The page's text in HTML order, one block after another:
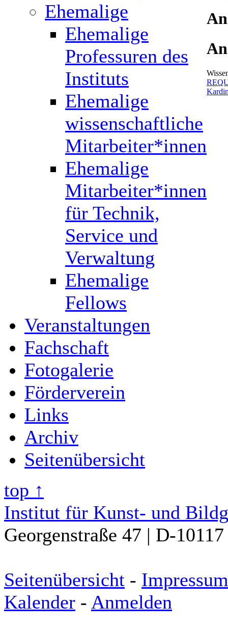
Ehemalige
Ehemalige
Professuren des
Instituts
Ehemalige
wissenschaftliche
Mitarbeiter*innen
Ehemalige
Mitarbeiter*innen
für Technik,
Service und
Verwaltung
Ehemalige
Fellows
Veranstaltungen
Fachschaft
Fotogalerie
Förderverein
Links
Archiv
Seitenübersicht
top ↑
Institut für Kunst- und
Georgenstraße 47 | D-
Seitenübersicht - Impressum
Kalender - Anmelden